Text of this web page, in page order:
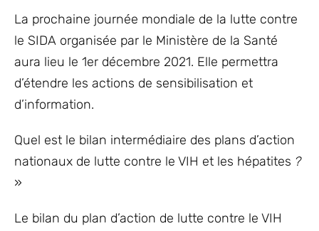
La prochaine journée mondiale de la lutte contre
le SIDA organisée par le Ministère de la Santé
aura lieu le 1er décembre 2021. Elle permettra
d’étendre les actions de sensibilisation et
d’information.
Quel est le bilan intermédiaire des plans d’action
nationaux de lutte contre le VIH et les hépatites ?
»
Le bilan du plan d’action de lutte contre le VIH